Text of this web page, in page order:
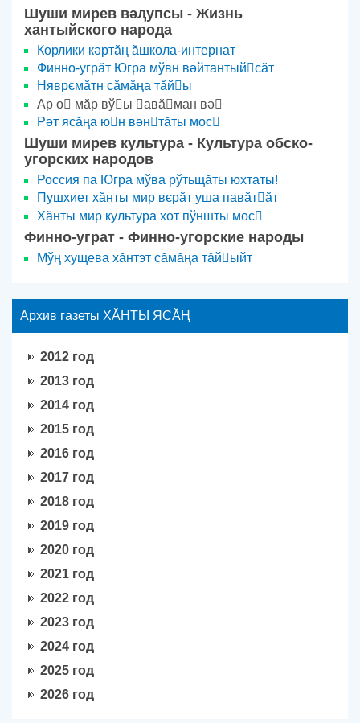
Шуши мирев вәԯупсы - Жизнь
хантыйского народа
Корлики кәртӑң ӑшкола-интернат
Финно-угрӑт Югра мўвн вәйтантыйсӑт
Няврємӑтн сӑмӑңа тӑйы
Ар о мӑр вўы авӑман вә
Рәт ясӑңа юн вәнтӑты мос
Шуши мирев культура - Культура обско-
угорских народов
Россия па Югра мўва рўтьщӑты юхтаты!
Пушхиет хӑнты мир вєрӑт уша павӑтӑт
Хӑнты мир культура хот пўншты мос
Финно-уграт - Финно-угорские народы
Мўң хущева хӑнтэт сӑмӑңа тӑйыйт
Архив газеты ХӐНТЫ ЯСӐҢ
2012 год
2013 год
2014 год
2015 год
2016 год
2017 год
2018 год
2019 год
2020 год
2021 год
2022 год
2023 год
2024 год
2025 год
2026 год